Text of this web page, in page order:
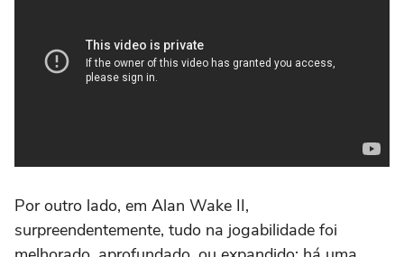
Por outro lado, em Alan Wake II,
surpreendentemente, tudo na jogabilidade foi